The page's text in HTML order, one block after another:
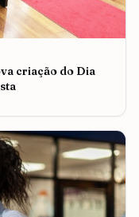
criação do Dia